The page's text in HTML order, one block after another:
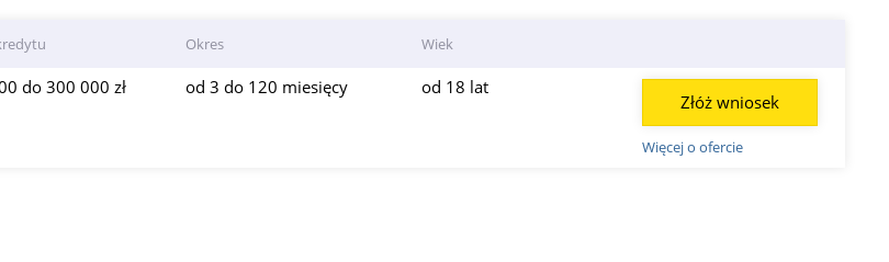
Okres Wiek
do 300 000 zł od 3 do 120 miesięcy od 18 lat
Więcej o ofercie
Złóż wniosek